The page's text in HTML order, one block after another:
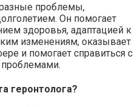
проблемы,
Он помогает
здоровья, адаптацией к
изменениям, оказывает
и помогает справиться с
геронтолога?